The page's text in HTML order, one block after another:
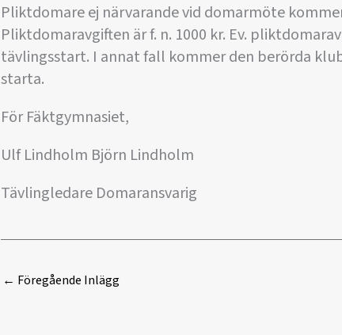
Pliktdomare ej närvarande vid domarmöte
Pliktdomaravgiften är f. n. 1000 kr. Ev.
tävlingsstart. I annat fall kommer den berörda
starta.
För Fäktgymnasiet,
Ulf Lindholm Björn Lindholm
Tävlingledare Domaransvarig
← Föregående Inlägg